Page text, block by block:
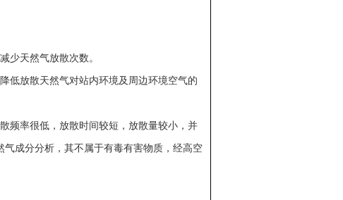
少天然气放散次数。
低放散天然气对站内环境及周边环境空气的
频率很低，放散时间较短，放散量较小，并
成分分析，其不属于有毒有害物质，经高空